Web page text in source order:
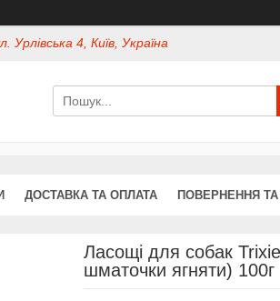
Урлівська 4, Київ, Україна
ДОСТАВКА ТА ОПЛАТА ПОВЕРНЕННЯ ТА
Ласощі для собак
шматочки ягняти) 100г